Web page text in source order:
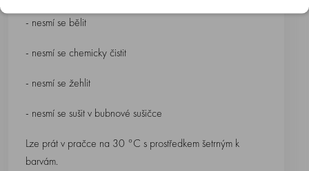
- nesmí se bělit
- nesmí se chemicky čistit
- nesmí se žehlit
- nesmí se sušit v bubnové sušičce
Lze prát v pračce na 30 °C s prostředkem šetrným k
barvám.